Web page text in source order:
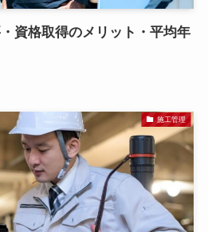
資格取得のメリット・平均年
施工管理